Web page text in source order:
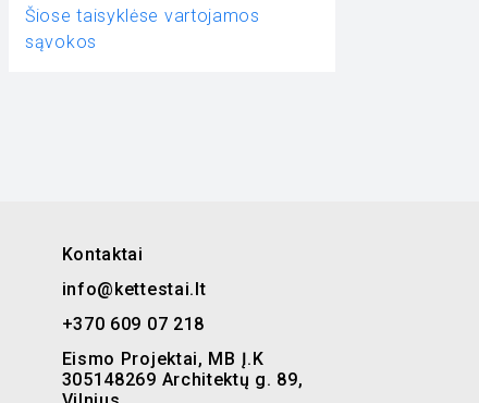
Šiose taisyklėse vartojamos
sąvokos
Kontaktai
info@kettestai.lt
+370 609 07 218
Eismo Projektai, MB Į.K
305148269 Architektų g. 89,